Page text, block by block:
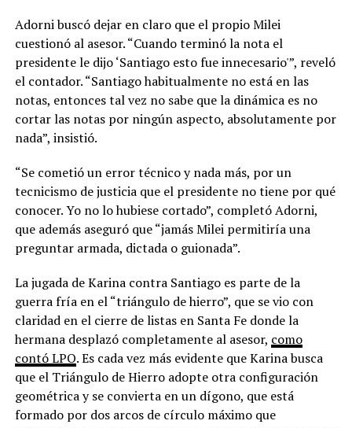
Adorni buscó dejar en claro que el propio Milei
cuestionó al asesor. “Cuando terminó la nota el
presidente le dijo ‘Santiago esto fue innecesario'”, reveló
el contador. “Santiago habitualmente no está en las
notas, entonces tal vez no sabe que la dinámica es no
cortar las notas por ningún aspecto, absolutamente por
nada”, insistió.
“Se cometió un error técnico y nada más, por un
tecnicismo de justicia que el presidente no tiene por qué
conocer. Yo no lo hubiese cortado”, completó Adorni,
que además aseguró que “jamás Milei permitiría una
preguntar armada, dictada o guionada”.
La jugada de Karina contra Santiago es parte de la
guerra fría en el “triángulo de hierro”, que se vio con
claridad en el cierre de listas en Santa Fe donde la
hermana desplazó completamente al asesor, como
contó LPO. Es cada vez más evidente que Karina busca
que el Triángulo de Hierro adopte otra configuración
geométrica y se convierta en un dígono, que está
formado por dos arcos de círculo máximo que